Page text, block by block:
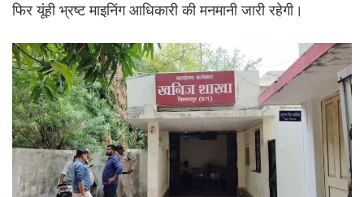
फिर यूंही भ्रष्ट माइनिंग आधिकारी की मनमानी जारी रहेगी।